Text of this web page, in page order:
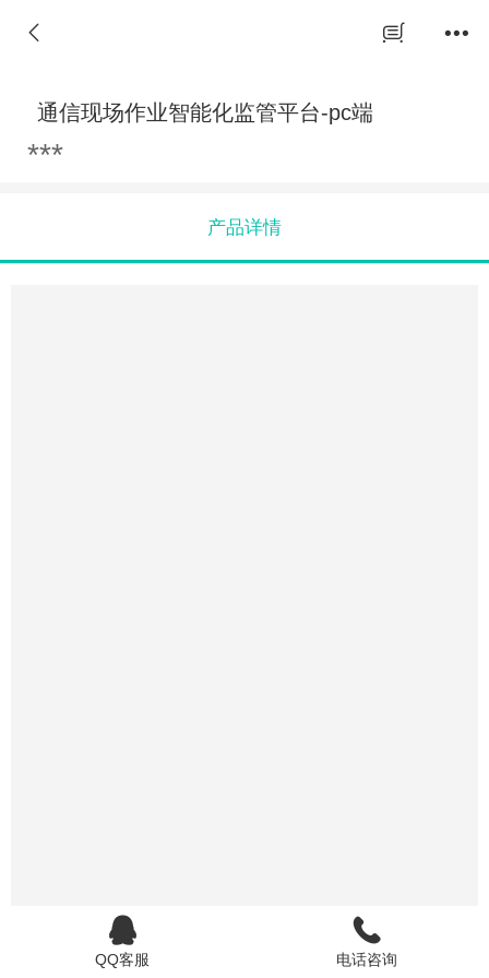
通信现场作业智能化监管平台-pc端
***
产品详情
QQ客服 电话咨询